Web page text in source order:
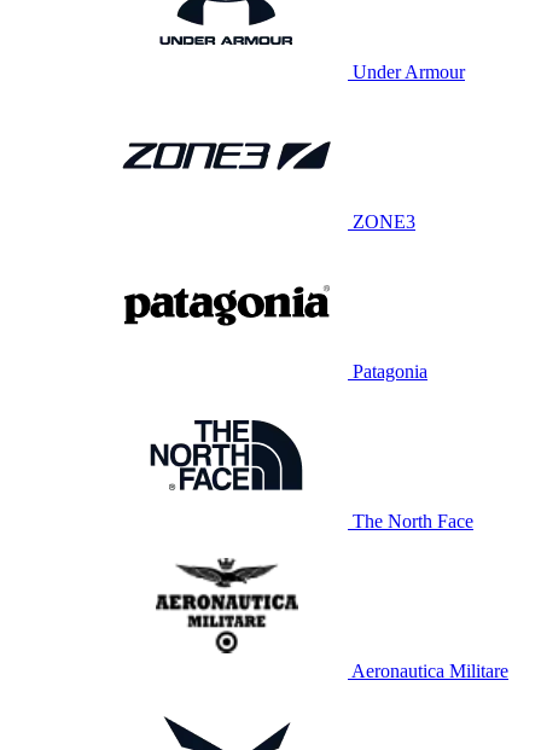
Under Armour
ZONE3
Patagonia
The North Face
Aeronautica Militare